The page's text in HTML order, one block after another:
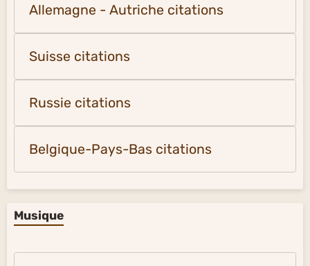
Allemagne - Autriche citations
Suisse citations
Russie citations
Belgique-Pays-Bas citations
Musique